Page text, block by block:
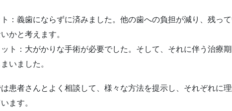
ト：義歯にならずに済みました。他の歯への負担が減り、残っ
かと考えます。
ト：大がかりな手術が必要でした。そして、それに伴う治療
いました。
患者さんとよく相談して、様々な方法を提示し、それぞれに
ます。